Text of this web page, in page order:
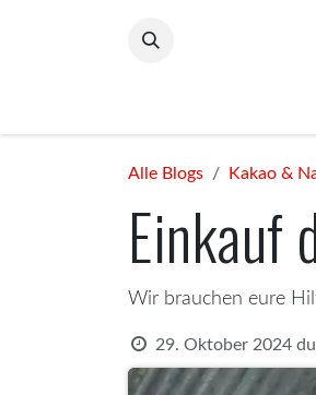
Alle Blogs Kakao &
Einkauf
Wir brauchen eure
29. Oktober 2024